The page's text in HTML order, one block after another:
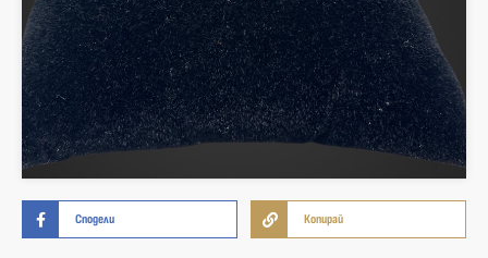
Сподели Копирай